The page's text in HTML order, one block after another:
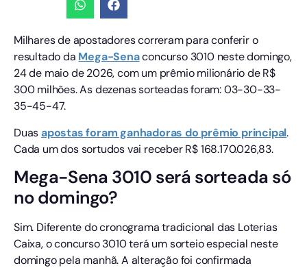
Milhares de apostadores correram para conferir o
resultado da Mega-Senaconcurso 3010 neste domingo,
24 de maio de 2026, com um prêmio milionário de R$
300 milhões. As dezenas sorteadas foram: 03-30-33-
35-45-47.
Duasapostas foram ganhadoras do prêmio principal.
Cada um dos sortudos vai receber R$ 168.170.026,83.
Mega-Sena 3010 será sorteada só
no domingo?
Sim. Diferente do cronograma tradicional das Loterias
Caixa, o concurso 3010 terá um sorteio especial neste
domingo pela manhã. A alteração foi confirmada